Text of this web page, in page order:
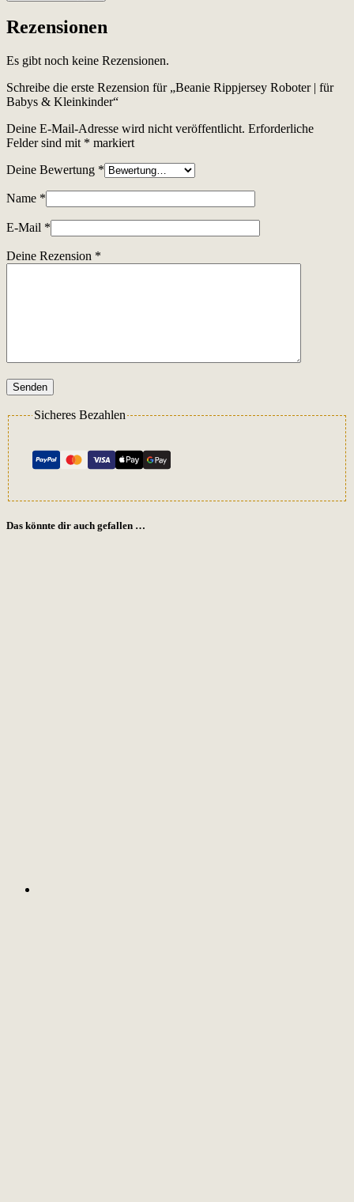
Rezensionen
Es gibt noch keine Rezensionen.
Schreibe die erste Rezension für „Beanie Rippjersey Roboter | für
Babys & Kleinkinder“
Deine E-Mail-Adresse wird nicht veröffentlicht. Erforderliche
Felder sind mit * markiert
Deine Bewertung *
Name *
E-Mail *
Deine Rezension *
Senden
Sicheres Bezahlen
Das könnte dir auch gefallen …